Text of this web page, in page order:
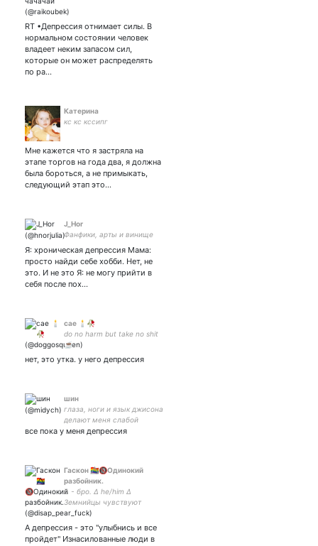
RT •Депрессия отнимает силы. В
нормальном состоянии человек
владеет неким запасом сил,
которые он может распределять
по ра…
Катерина
кс кс кссипг
Мне кажется что я застряла на
этапе торгов на года два, я должна
была бороться, а не примыкать,
следующий этап это…
J_Hor
Фанфики, арты и винище
Я: хроническая депрессия Мама:
просто найди себе хобби. Нет, не
это. И не это Я: не могу прийти в
себя после пох…
cae 🕯🥀
do no harm but take no shit
☕️
нет, это утка. у него депрессия
шин
глаза, ноги и язык джисона
делают меня слабой
все пока у меня депрессия
Гаскон 🏳️‍🌈⃤🔞Одинокий
разбойник.
∆ - бро. ∆ he/him ∆
Земнийцы чувствуют
только боль. ∆ You never
settle for less than gold 🇧🇻🏳️‍🌈
🇷🇺🇩🇪 ∆ Только искренность
А депрессия - это "улыбнись и все
пройдет" Изнасилованные люди в